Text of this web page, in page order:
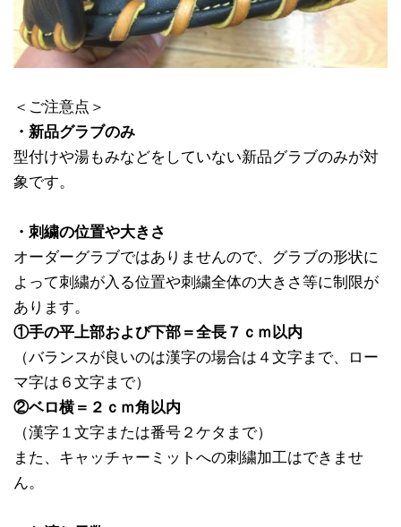
＜ご注意点＞
・新品グラブのみ
型付けや湯もみなどをしていない新品グラブのみが対
象です。
・刺繍の位置や大きさ
オーダーグラブではありませんので、グラブの形状に
よって刺繍が入る位置や刺繍全体の大きさ等に制限が
あります。
①手の平上部および下部＝全長７ｃｍ以内
（バランスが良いのは漢字の場合は４文字まで、ロー
マ字は６文字まで）
②ベロ横＝２ｃｍ角以内
（漢字１文字または番号２ケタまで）
また、キャッチャーミットへの刺繍加工はできませ
ん。